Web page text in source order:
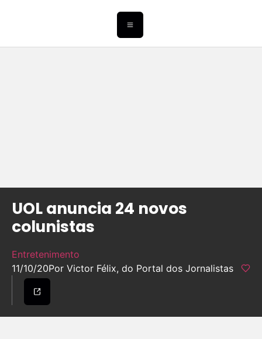
UOL anuncia 24 novos
colunistas
Entretenimento
11/10/20Por Victor Félix, do Portal dos Jornalistas